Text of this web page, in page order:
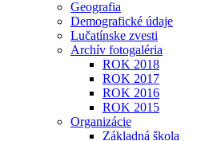
Geografia
Demografické údaje
Lučatínske zvesti
Archív fotogaléria
ROK 2018
ROK 2017
ROK 2016
ROK 2015
Organizácie
Základná škola